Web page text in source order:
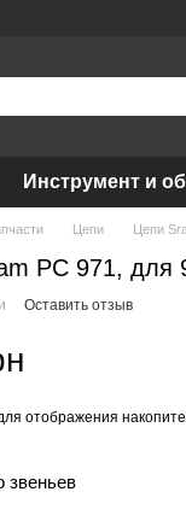
Инструмент и
Цепи Цепи
PC 971, для
Оставить отзыв
отображения
звеньев